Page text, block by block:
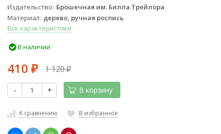
Издательство Брошечная им. Билла Трейлора
Материал дерево, ручная роспись
Все характеристики
В наличии
410 ₽ 1 120₽
- + В корзину
К сравнению В избранное